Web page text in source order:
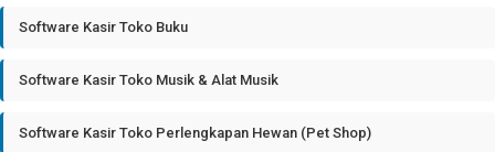
Software Kasir Toko Buku
Software Kasir Toko Musik & Alat Musik
Software Kasir Toko Perlengkapan Hewan (Pet Shop)